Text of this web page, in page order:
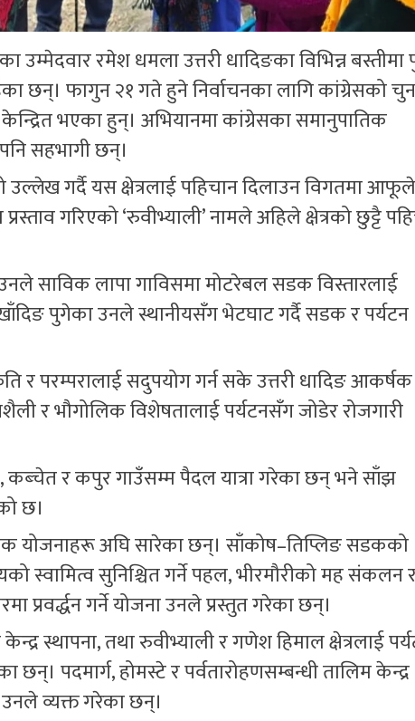
उम्मेदवार रमेश धमला उत्तरी धादिङका विभिन्न बस्तीमा
छन्। फागुन २१ गते हुने निर्वाचनका लागि कांग्रेसको
भएका हुन्। अभियानमा कांग्रेसका समानुपातिक
सहभागी छन्।
गर्दै यस क्षेत्रलाई पहिचान दिलाउन विगतमा आफूले
गरिएको ‘रुवीभ्याली’ नामले अहिले क्षेत्रको छुट्टै
साविक लापा गाविसमा मोटरेबल सडक विस्तारलाई
खाँदिङ पुगेका उनले स्थानीयसँग भेटघाट गर्दै सडक र पर्यटन
र परम्परालाई सदुपयोग गर्न सके उत्तरी धादिङ आकर्षक
र भौगोलिक विशेषतालाई पर्यटनसँग जोडेर रोजगारी
र कपुर गाउँसम्म पैदल यात्रा गरेका छन् भने साँझ
छ।
योजनाहरू अघि सारेका छन्। साँकोष–तिप्लिङ सडकको
स्वामित्व सुनिश्चित गर्ने पहल, भीरमौरीको मह संकलन
प्रवर्द्धन गर्ने योजना उनले प्रस्तुत गरेका छन्।
स्थापना, तथा रुवीभ्याली र गणेश हिमाल क्षेत्रलाई
पदमार्ग, होमस्टे र पर्वतारोहणसम्बन्धी तालिम केन्द्र
उनले व्यक्त गरेका छन्।